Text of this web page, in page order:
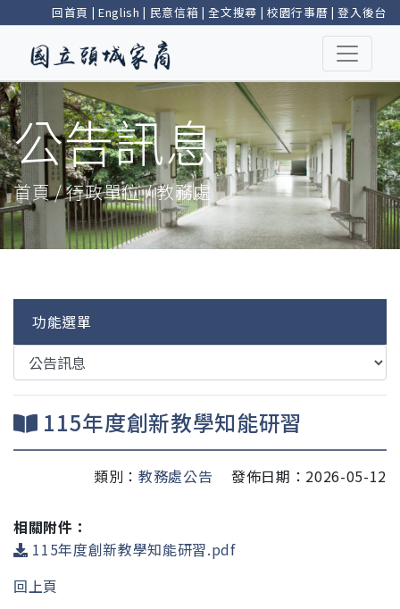
回首頁 | English | 民意信箱 |全文搜尋 | 校園行事曆 |登入後台
公告訊息
首頁 / 行政單位 / 教務處
功能選單
115年度創新教學知能研習
類別： 教務處公告 發佈日期：2026-05-12
相關附件：
115年度創新教學知能研習.pdf
回上頁